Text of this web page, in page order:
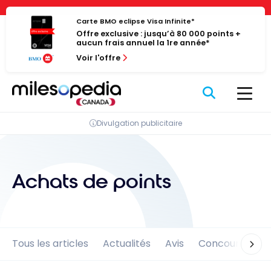
Panneau de gestion des cookies
Passer
contenu
Carte BMO eclipse Visa Infinite*
Offre exclusive : jusqu’à 80 000 points +
aucun frais annuel la 1re année*
Voir l'offre
Divulgation publicitaire
Achats de points
Tous les articles Actualités Avis Concours